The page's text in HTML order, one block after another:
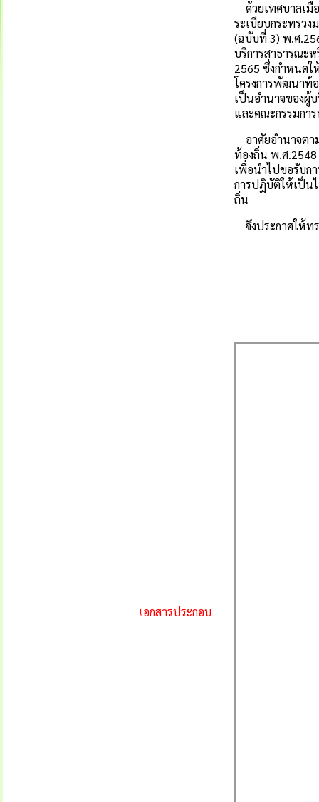
ด้วยเทศบาลเมื
ระเบียบกระทรว
(ฉบับที่ 3) พ.ศ
บริการสาธารณะ
2565 ซึ่งกำหนด
โครงการพัฒนาท้
เป็นอำนาจของผู้
และคณะกรรมกา
อาศัยอำนาจตา
ท้องถิ่น พ.ศ
เพื่อนำไปขอรับก
การปฏิบัติให้เป็น
ถิ่น
จึงประกาศให้ท
เอกสารประกอบ